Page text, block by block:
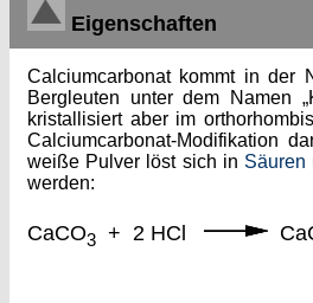
Eigenschaften
Calciumcarbonat kommt in
Bergleuten unter dem Namen
kristallisiert aber im
Calciumcarbonat-Modifikation
weiße Pulver löst sich in Säuren
werden:
CaCO3 + 2 HCl